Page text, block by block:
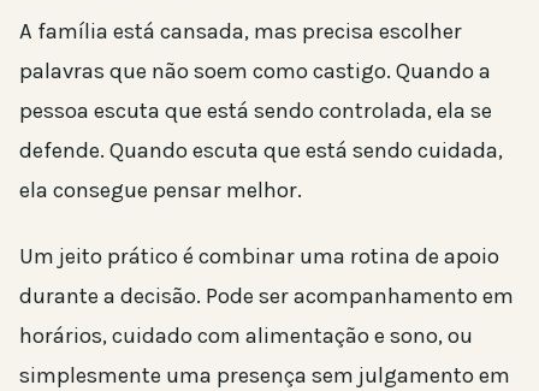
A família está cansada, mas precisa escolher
palavras que não soem como castigo. Quando a
pessoa escuta que está sendo controlada, ela se
defende. Quando escuta que está sendo cuidada,
ela consegue pensar melhor.
Um jeito prático é combinar uma rotina de apoio
durante a decisão. Pode ser acompanhamento em
horários, cuidado com alimentação e sono, ou
simplesmente uma presença sem julgamento em